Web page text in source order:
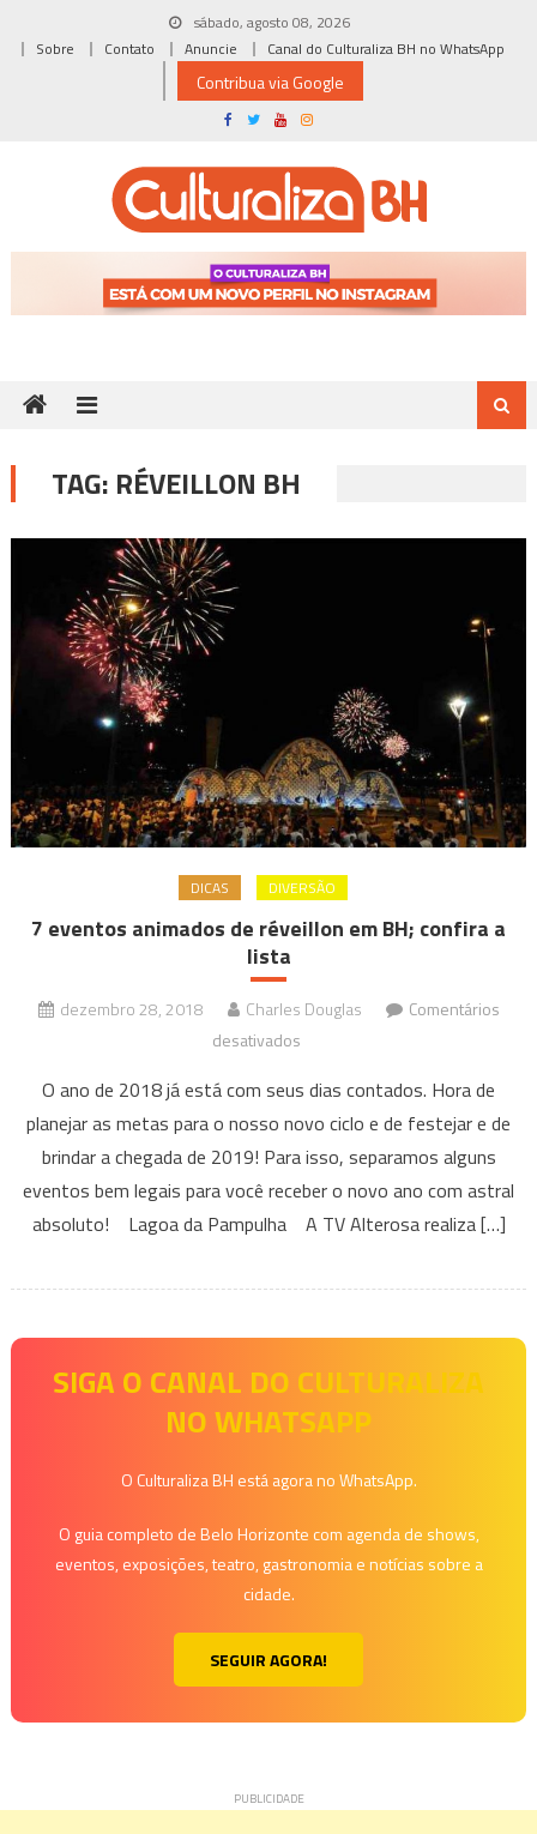
sábado, agosto 08, 2026
Sobre
Contato Anuncie Canal do Culturaliza BH no WhatsApp
Contribua via Google
TAG: RÉVEILLON BH
DICAS DIVERSÃO
7 eventos animados de réveillon em BH; confira a
lista
dezembro 28, 2018 Charles Douglas
Comentários
desativados
eventos
animados
de
réveillon
em
lista
O ano de 2018 já está com seus dias contados. Hora de
planejar as metas para o nosso novo ciclo e de festejar e de
brindar a chegada de 2019! Para isso, separamos alguns
eventos bem legais para você receber o novo ano com astral
absoluto! Lagoa da Pampulha A TV Alterosa realiza […]
SIGA O CANAL DO CULTURALIZA
NO WHATSAPP
O Culturaliza BH está agora no WhatsApp.
O guia completo de Belo Horizonte com agenda de shows,
eventos, exposições, teatro, gastronomia e notícias sobre a
cidade.
SEGUIR AGORA!